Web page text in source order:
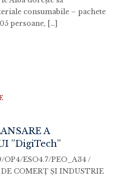
consumabile – pachete
persoane, […]
A
”DigiTech”
OP4/ESO4.7/PEO_A34 /
COMERȚ ȘI INDUSTRIE